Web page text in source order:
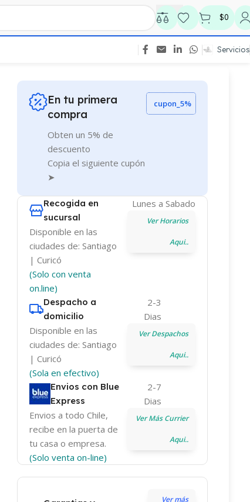
$0
Servicios
En tu primera
compra
Obten un 5% de
descuento
Copia el siguiente cupón
➤
cupon_5%
Recogida en
sucursal
Disponible en las
ciudades de: Santiago
| Curicó
(Solo con venta
on.line)
Ver Horarios
Aqui..
Lunes a Sabado
Despacho a
domicilio
Disponible en las
ciudades de: Santiago
| Curicó
(Sola en efectivo)
2-3
Dias
Ver Despachos
Aqui..
Envios con Blue
Express
Envios a todo Chile,
recibe en la puerta de
tu casa o empresa.
(Solo venta on-line)
2-7
Dias
Ver Más Currier
Aqui..
Ver más